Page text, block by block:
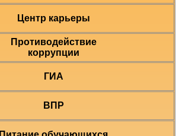
Центр карьеры
Противодействие
коррупции
ГИА
ВПР